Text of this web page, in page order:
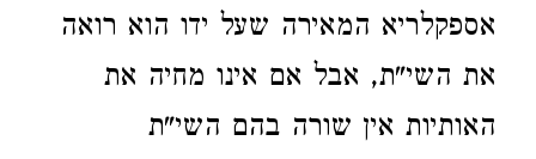
אספקלריא המאירה שעל ידו הוא רואה
את השי"ת, אבל אם אינו מחיה את
האותיות אין שורה בהם השי"ת